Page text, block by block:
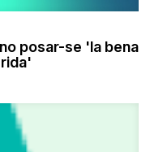
posar-se 'la bena